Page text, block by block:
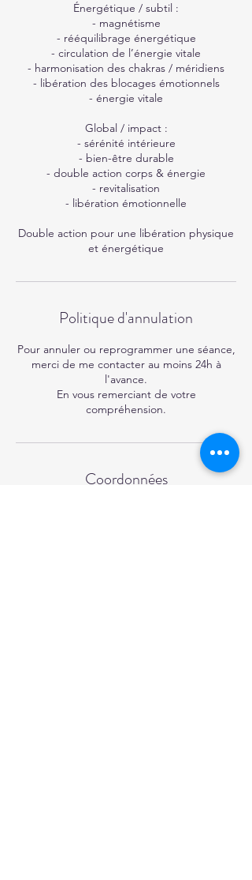
Énergétique / subtil :
- magnétisme
- rééquilibrage énergétique
- circulation de l’énergie vitale
- harmonisation des chakras / méridiens
- libération des blocages émotionnels
- énergie vitale
Global / impact :
- sérénité intérieure
- bien-être durable
- double action corps & énergie
- revitalisation
- libération émotionnelle
Double action pour une libération physique
et énergétique
Politique d'annulation
Pour annuler ou reprogrammer une séance,
merci de me contacter au moins 24h à
l'avance.
En vous remerciant de votre
compréhension.
Coordonnées